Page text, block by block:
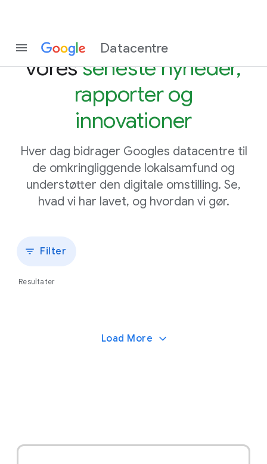
Datacentre
Hold dig orienteret om
voresseneste nyheder,
rapporter og
innovationer
Hver dag bidrager Googles datacentre til
de omkringliggende lokalsamfund og
understøtter den digitale omstilling. Se,
hvad vi har lavet, og hvordan vi gør.
Filter
Resultater
Load More